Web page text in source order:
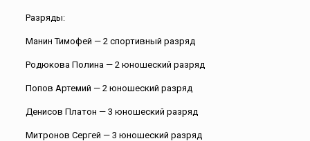
Разряды:
Манин Тимофей — 2 спортивный разряд
Родюкова Полина — 2 юношеский разряд
Попов Артемий — 2 юношеский разряд
Денисов Платон — 3 юношеский разряд
Митронов Сергей — 3 юношеский разряд